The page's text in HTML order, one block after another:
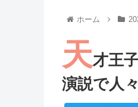
るろうに剣心 -明治
Powered by
ホーム
天才王
演説で人